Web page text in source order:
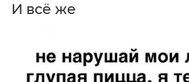
И всё же